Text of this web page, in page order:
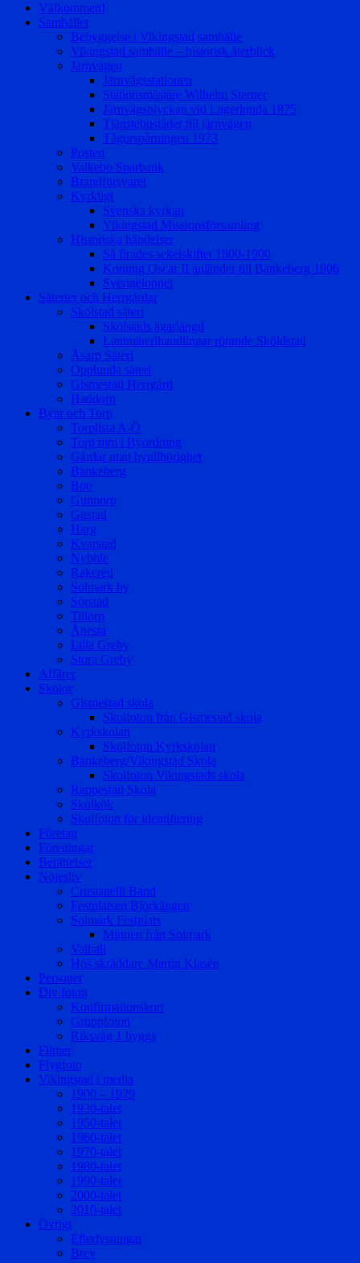
Välkommen!
Samhället
Bebyggelse i Vikingstad samhälle
Vikingstad samhälle – historisk återblick
Järnvägen
Järnvägsstationen
Stationsmästare Wilhelm Sterner
Järnvägsolyckan vid Lagerlunda 1875
Tjänstebostäder till järnvägen
Tågurspårningen 1973
Posten
Valkebo Sparbank
Brandförsvaret
Kyrkligt
Svenska kyrkan
Vikingstad Missionsförsamling
Historiska händelser
Så firades sekelskiftet 1800-1900
Konung Oscar II anländer till Bankeberg 1906
Sverigeloppet
Säterier och Herrgårdar
Skölstad säteri
Skölstads ägarlängd
Lantmäterihandlingar rörande Sköldstad
Åsarp Säteri
Opplunda säteri
Gismestad Herrgård
Haddorp
Byar och Torp
Torplista A-Ö
Torp mm i Byordning
Gårdar utan bytillhörighet
Bankeberg
Boo
Gunnorp
Gustad
Harg
Kvarstad
Nybble
Rakered
Solmark by
Sörstad
Tillorp
Ånesta
Lilla Greby
Stora Greby
Affärer
Skolor
Gismestad skola
Skolfoton från Gismestad skola
Kyrkskolan
Skolfoton Kyrkskolan
Bankeberg/Vikingstad Skola
Skolfoton Vikingstads skola
Rappestad Skola
Skolkök
Skolfoton för identifiering
Företag
Föreningar
Berättelser
Nöjesliv
Crusianelli Band
Festplatsen Björkängen
Solmark Festplats
Minnen från Solmark
Valhall
Hos skräddare Martin Klasén
Personer
Div foton
Konfirmationskort
Gruppfoton
Riksväg 1 byggs
Filmer
Flygfoto
Vikingstad i media
1900 – 1929
1930-talet
1950-talet
1960-talet
1970-talet
1980-talet
1990-talet
2000-talet
2010-talet
Övrigt
Efterlysningar
Brev